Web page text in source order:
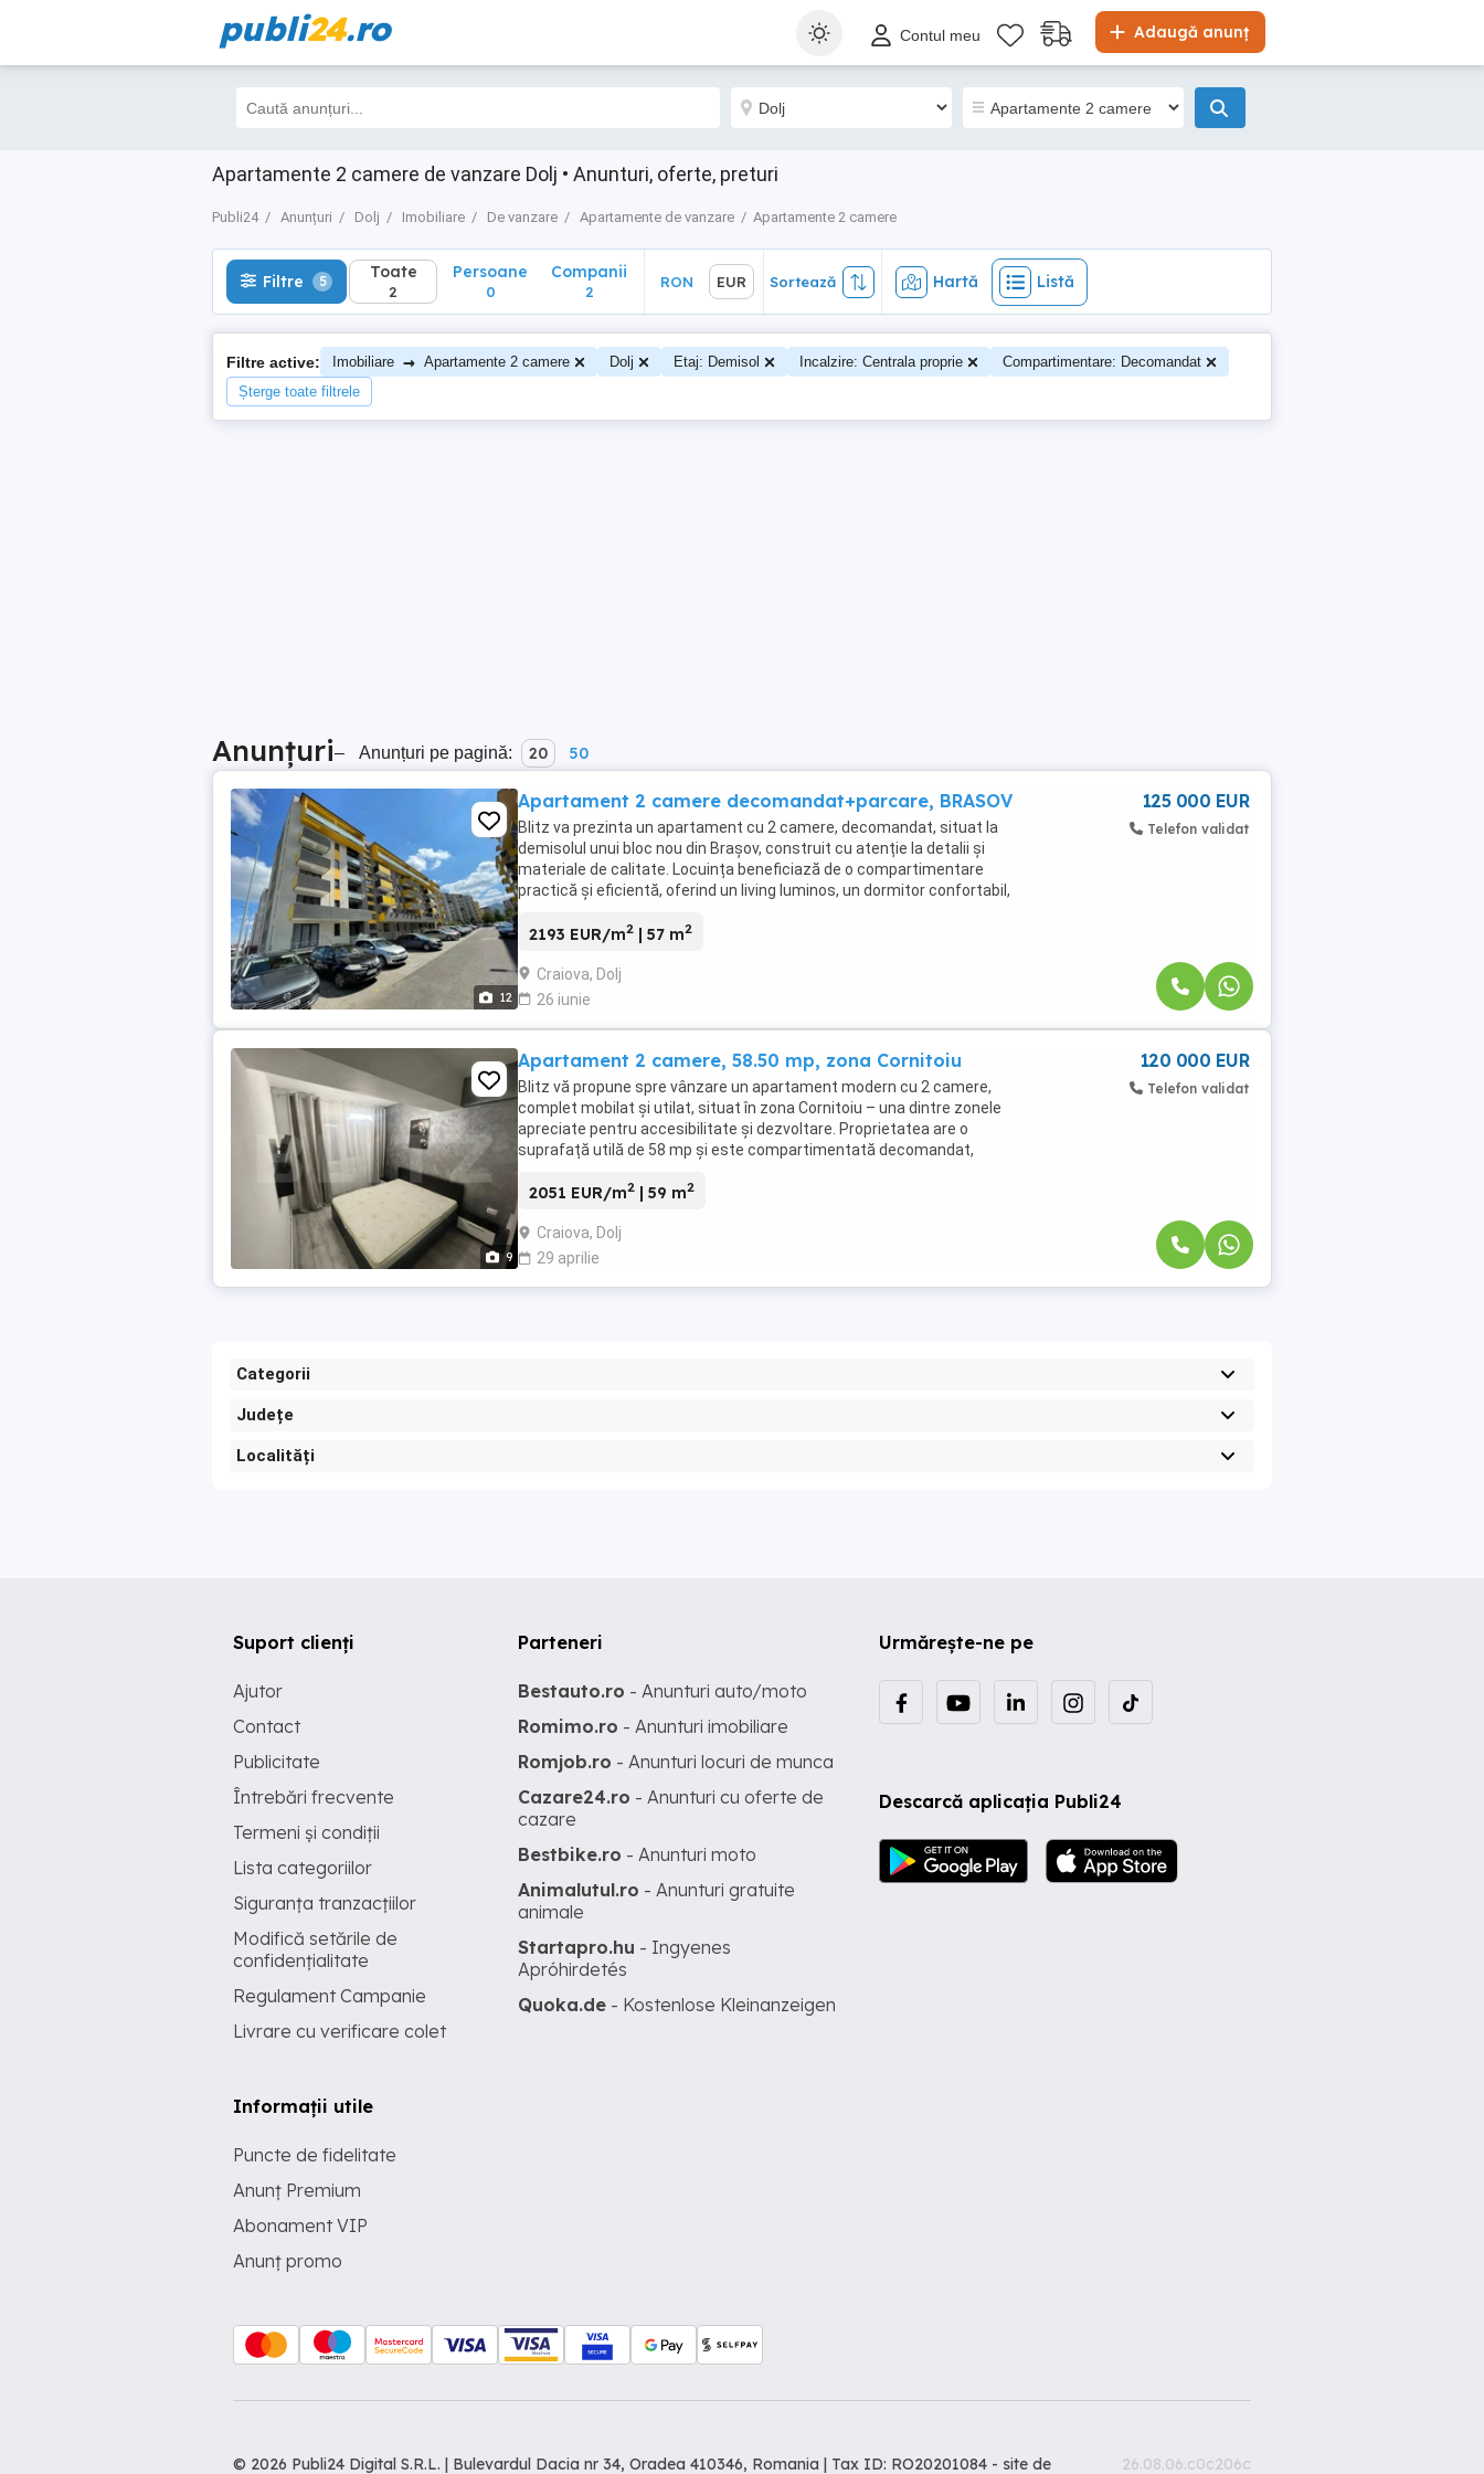
publi24.ro Adaugă anunț
Contul meu
Apartamente 2 camere de vanzare Dolj • Anunturi, oferte, preturi
Publi24 Anunțuri Dolj Imobiliare De vanzare Apartamente de vanzare Apartamente 2 camere
Filtre 5 Toate
2
Sortează Hartă Listă
Filtre 5 Toate
2
Persoane
0
Companii
2
RON EUR Sortează Hartă Listă
Filtre active: Imobiliare → Apartamente 2 camere Dolj Etaj: Demisol Incalzire: Centrala proprie
Compartimentare: Decomandat
Șterge toate filtrele
Anunțuri– Anunțuri pe pagină: 20 50
12
Apartament 2 camere decomandat+parcare, BRASOV
Blitz va prezinta un apartament cu 2 camere, decomandat, situat la
demisolul unui bloc nou din Brașov, construit cu atenție la detalii și
materiale de calitate. Locuința beneficiază de o compartimentare
practică și eficientă, oferind un living luminos, un dormitor confortabil,
2193 EUR/m2 | 57 m2
Craiova, Dolj
26 iunie
125 000 EUR
Telefon validat
9
Apartament 2 camere, 58.50 mp, zona Cornitoiu
Blitz vă propune spre vânzare un apartament modern cu 2 camere,
complet mobilat și utilat, situat în zona Cornitoiu – una dintre zonele
apreciate pentru accesibilitate și dezvoltare. Proprietatea are o
suprafață utilă de 58 mp și este compartimentată decomandat,
2051 EUR/m2 | 59 m2
Craiova, Dolj
29 aprilie
120 000 EUR
Telefon validat
Categorii
Județe
Localități
Urmărește-ne pe
Descarcă aplicația Publi24
Suport clienți
Ajutor
Contact
Publicitate
Întrebări frecvente
Termeni și condiții
Lista categoriilor
Siguranța tranzacțiilor
Modifică setările de
confidențialitate
Regulament Campanie
Livrare cu verificare colet
Informații utile
Puncte de fidelitate
Anunț Premium
Abonament VIP
Anunț promo
Parteneri
Bestauto.ro - Anunturi auto/moto
Romimo.ro - Anunturi imobiliare
Romjob.ro - Anunturi locuri de munca
Cazare24.ro - Anunturi cu oferte de
cazare
Bestbike.ro - Anunturi moto
Animalutul.ro - Anunturi gratuite
animale
Startapro.hu - Ingyenes
Apróhirdetés
Quoka.de - Kostenlose Kleinanzeigen
© 2026 Publi24 Digital S.R.L. | Bulevardul Dacia nr 34, Oradea 410346, Romania | Tax ID: RO20201084 - site de 26.08.06.c0c206c